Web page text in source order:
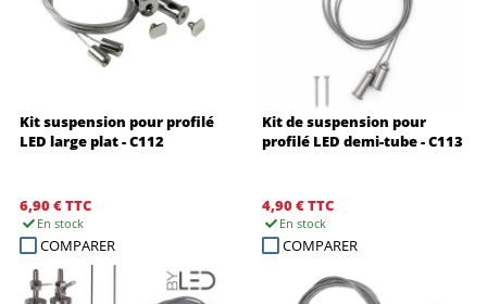
Kit suspension pour profilé
LED large plat - C112
6,90 €TTC
En stock
COMPARER
Kit de suspension pour
profilé LED demi-tube - C113
4,90 €TTC
En stock
COMPARER